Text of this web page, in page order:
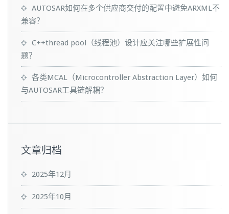
AUTOSAR如何在多个供应商交付的配置中避免ARXML不
兼容？
C++thread pool（线程池）设计应关注哪些扩展性问
题？
各类MCAL（Microcontroller Abstraction Layer）如何
与AUTOSAR工具链解耦？
文章归档
2025年12月
2025年10月